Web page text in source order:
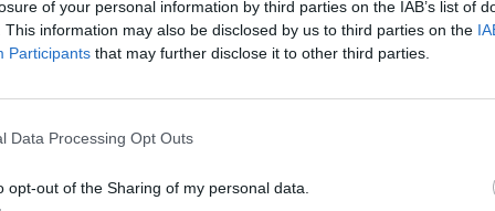
of your personal information by third parties on the IAB’s list of
This information may also be disclosed by us to third parties on the
Participants that may further disclose it to other third parties.
Data Processing Opt Outs
opt-out of the Sharing of my personal data.
7 μέρες γεμάτες αγωνία, συγκίνηση,
της Μαριαλένας που μας φόβισε,
έχουμε νιώσει ποτέ.
Μαζί. Και αυτός΄είναι πλέον όλος μας